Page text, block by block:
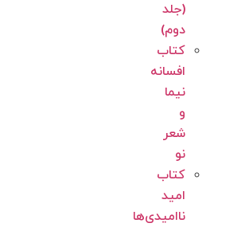
(جلد
دوم)
کتاب
افسانه
نیما
شعر
نو
کتاب
امید
ناامیدی‌‌‌‌ها